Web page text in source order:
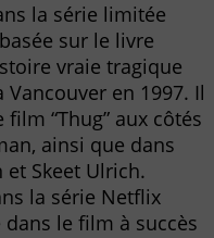
la série limitée
sur le livre
vraie tragique
Vancouver en 1997. Il
“Thug” aux côtés
ainsi que dans
et Skeet Ulrich.
la série Netflix
dans le film à succès